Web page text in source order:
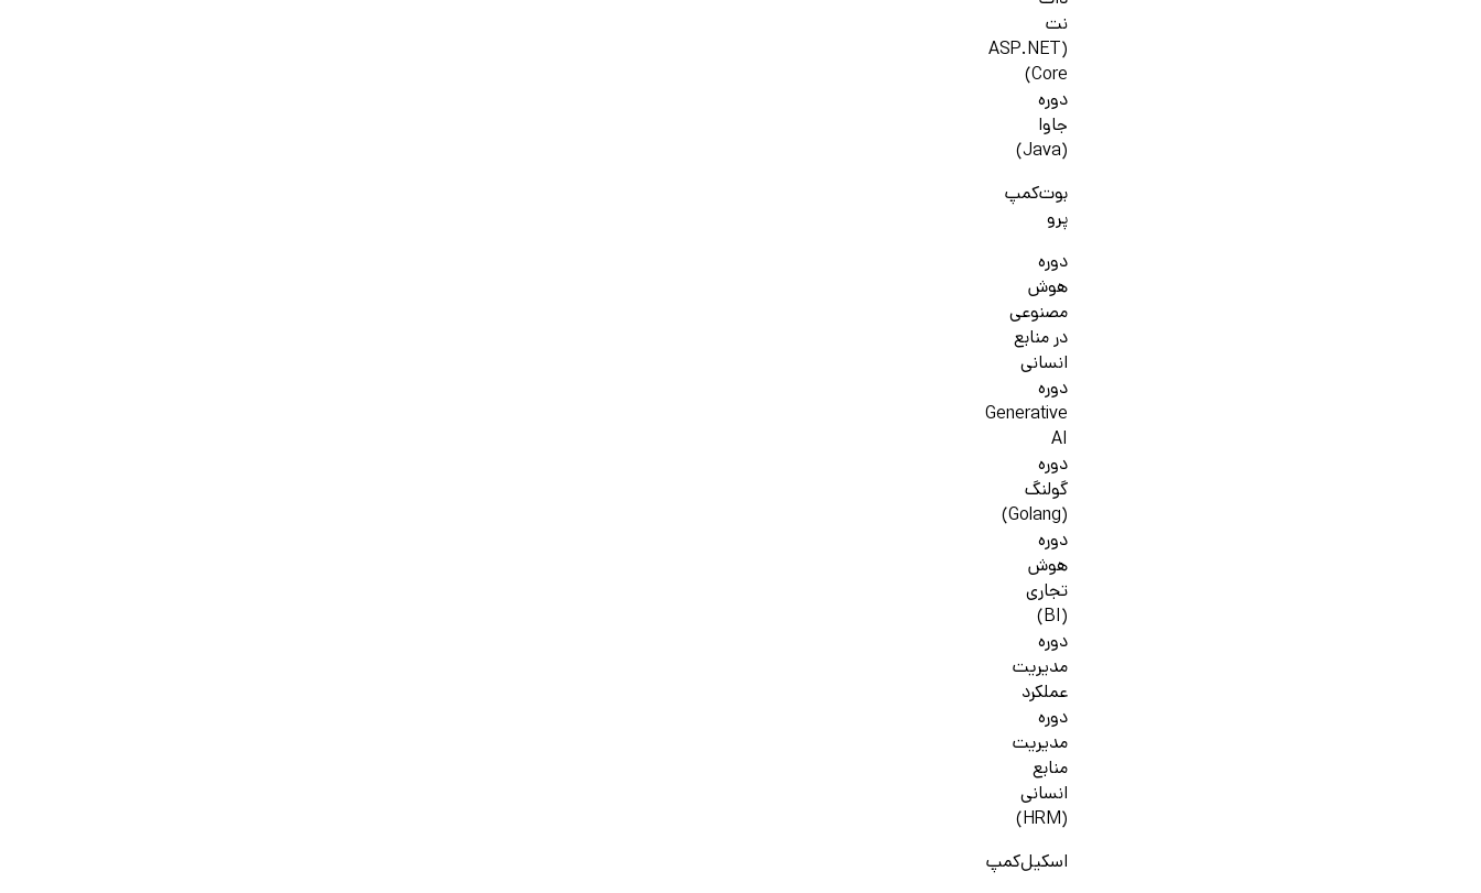
نت
(ASP.NET
Core)
دوره
جاوا
(Java)
بوت‌کمپ
پرو
دوره
هوش
مصنوعی
در منابع
انسانی
دوره
Generative
AI
دوره
گولنگ
(Golang)
دوره
هوش
تجاری
(BI)
دوره
مدیریت
عملکرد
دوره
مدیریت
منابع
انسانی
(HRM)
اسکیل‌کمپ